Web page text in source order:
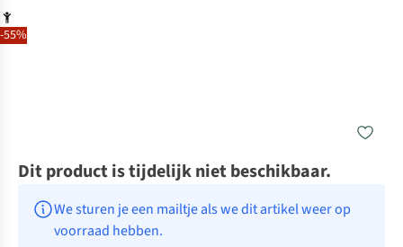
-55%
Dit product is tijdelijk niet beschikbaar.
We sturen je een mailtje als we dit artikel weer op
voorraad hebben.